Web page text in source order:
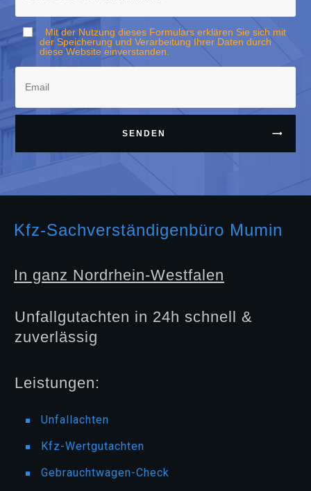
Mit der Nutzung dieses Formulars erklären Sie sich mit
der Speicherung und Verarbeitung Ihrer Daten durch
diese Website einverstanden.
SENDEN
Kfz-Sachverständigenbüro Mumin
In ganz Nordrhein-Westfalen
Unfallgutachten in 24h schnell &
zuverlässig
Leistungen:
Unfallachten
Kfz-Wertgutachten
Gebrauchtwagen-Check